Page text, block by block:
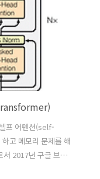
프 어텐션(self-
고 메모리 문제를 해
2017년 구글 브레인
제안되었습니다. 트